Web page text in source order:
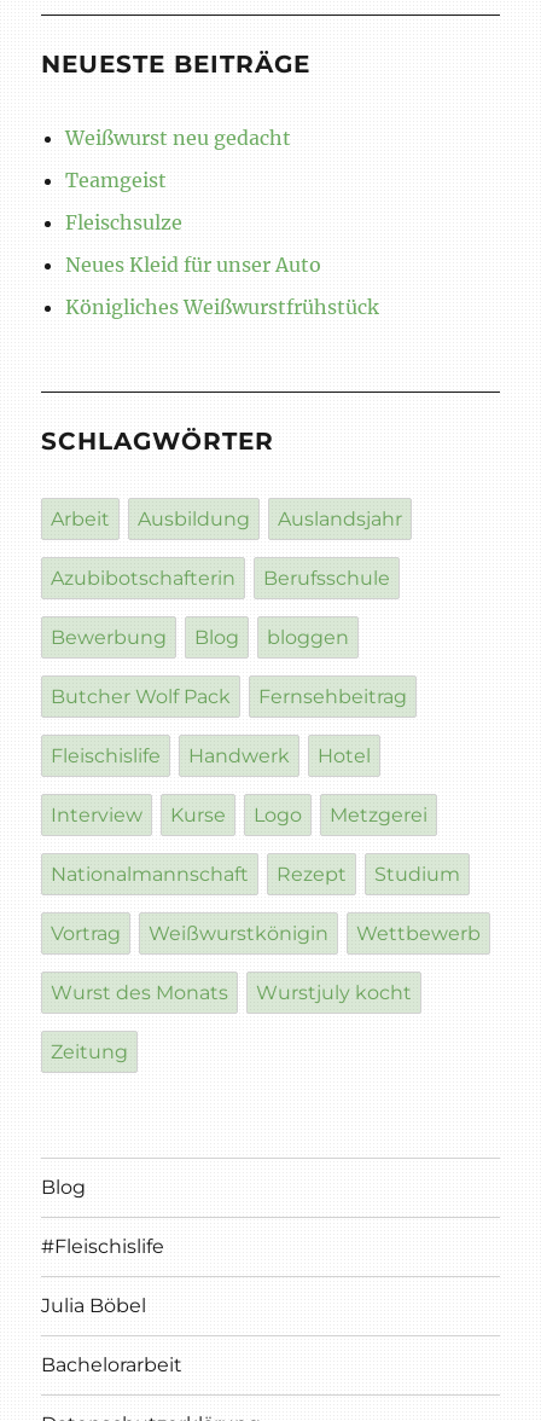
NEUESTE BEITRÄGE
Weißwurst neu gedacht
Teamgeist
Fleischsulze
Neues Kleid für unser Auto
Königliches Weißwurstfrühstück
SCHLAGWÖRTER
Arbeit Ausbildung Auslandsjahr
Azubibotschafterin Berufsschule
Bewerbung Blog bloggen
Butcher Wolf Pack Fernsehbeitrag
Fleischislife Handwerk Hotel
Interview Kurse Logo Metzgerei
Nationalmannschaft Rezept Studium
Vortrag Weißwurstkönigin Wettbewerb
Wurst des Monats Wurstjuly kocht
Zeitung
Blog
#Fleischislife
Julia Böbel
Bachelorarbeit